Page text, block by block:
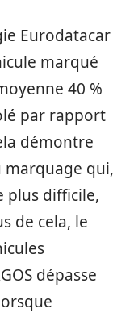
Eurodatacar
marqué
40 %
par rapport
démontre
marquage qui,
plus difficile,
de cela, le
dépasse